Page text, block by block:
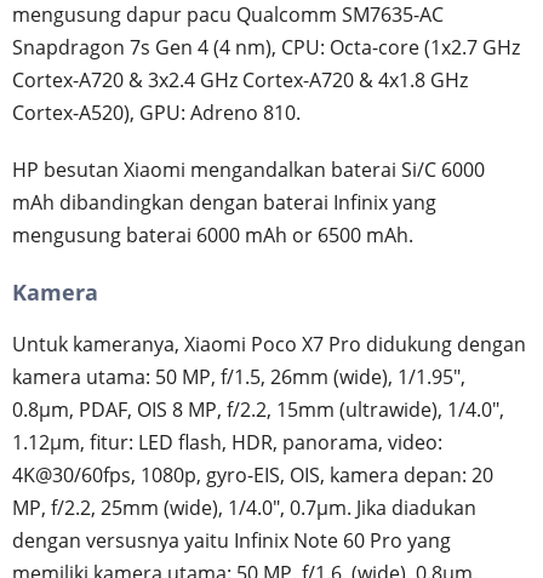
mengusung dapur pacu Qualcomm SM7635-AC
Snapdragon 7s Gen 4 (4 nm), CPU: Octa-core (1x2.7 GHz
Cortex-A720 & 3x2.4 GHz Cortex-A720 & 4x1.8 GHz
Cortex-A520), GPU: Adreno 810.
HP besutan Xiaomi mengandalkan baterai Si/C 6000
mAh dibandingkan dengan baterai Infinix yang
mengusung baterai 6000 mAh or 6500 mAh.
Kamera
Untuk kameranya, Xiaomi Poco X7 Pro didukung dengan
kamera utama: 50 MP, f/1.5, 26mm (wide), 1/1.95",
0.8µm, PDAF, OIS 8 MP, f/2.2, 15mm (ultrawide), 1/4.0",
1.12µm, fitur: LED flash, HDR, panorama, video:
4K@30/60fps, 1080p, gyro-EIS, OIS, kamera depan: 20
MP, f/2.2, 25mm (wide), 1/4.0", 0.7µm. Jika diadukan
dengan versusnya yaitu Infinix Note 60 Pro yang